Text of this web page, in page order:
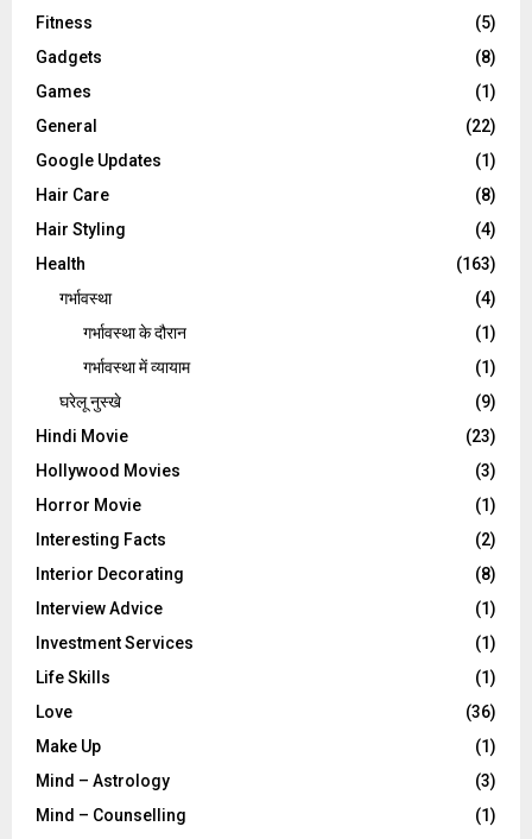
Fitness
(5)
Gadgets
(8)
Games
(1)
General
(22)
Google Updates
(1)
Hair Care
(8)
Hair Styling
(4)
Health
(163)
गर्भावस्था
(4)
गर्भावस्‍था के दौरान
(1)
गर्भावस्था में व्यायाम
(1)
घरेलू नुस्‍खे
(9)
Hindi Movie
(23)
Hollywood Movies
(3)
Horror Movie
(1)
Interesting Facts
(2)
Interior Decorating
(8)
Interview Advice
(1)
Investment Services
(1)
Life Skills
(1)
Love
(36)
Make Up
(1)
Mind – Astrology
(3)
Mind – Counselling
(1)